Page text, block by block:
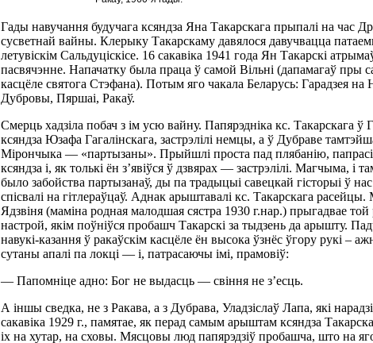
Гады навучання будучага ксяндза Яна Такарскага прыпалі на час
сусветнай вайны. Клерыку Такарскаму давялося давучвацца
летувіскім Сальдуціскісе. 16 сакавіка 1941 года Ян Такарскі
пасвячэнне. Напачатку была праца ў самой Вільні (дапамагаў пры
касцёле святога Стэфана). Потым яго чакала Беларусь: Гарадзея на
Дубровы, Пяршаі, Ракаў.
Смерць хадзіла побач з ім усю вайну. Папярэдніка кс. Такарскага ў
ксяндза Юзафа Гагалінскага, застрэлілі немцы, а ў Дубраве
Мірончыка — «партызаны». Прыйшлі проста пад плябанію,
ксяндза і, як толькі ён з’явіўся ў дзвярах — застрэлілі. Магчыма, і
было забойства партызанаў, ды па традыцыі савецкай гісторыі ў
спісвалі на гітлераўцаў. Аднак арыштавалі кс. Такарскага расейцы.
Ядзвіня (маміна родная малодшая сястра 1930 г.нар.) прыгадвае
настрой, якім поўніўся пробашч Такарскі за тыдзень да арышту.
навукі-казання ў ракаўскім касцёле ён высока ўзнёс ўгору рукі –
сутаны апалі па локці — і, патрасаючы імі, прамовіў:
— Папомніце адно: Бог не выдасць — свіння не з’есць.
А іншы сведка, не з Ракава, а з Дубрава, Уладзіслаў Лапа, які
сакавіка 1929 г., памятае, як перад самым арыштам ксяндза
іх на хутар, на сховы. Мясцовы люд папярэдзіў пробашча, што на